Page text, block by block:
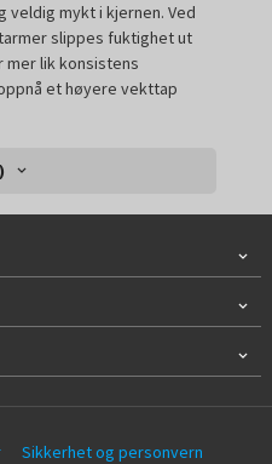
veldig mykt i kjernen. Ved
slippes fuktighet ut
mer lik konsistens
et høyere vekttap
Sikkerhet og personvern